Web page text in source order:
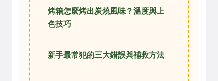
烤箱怎麼烤出炭燒風味？溫度與上
色技巧
新手最常犯的三大錯誤與補救方法